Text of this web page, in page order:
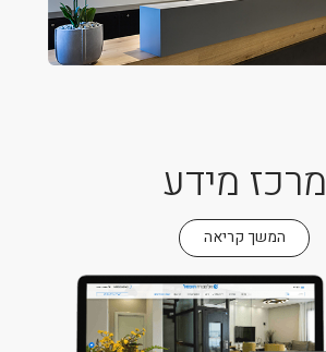
מרכז מידע
המשך קריאה